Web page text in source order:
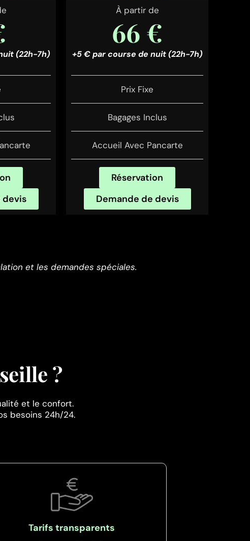
(22h-7h)
devis
À partir de
66 €
+5 € par course de nuit (22h-7h)
Prix Fixe
Bagages Inclus
Accueil Avec Pancarte
Réservation
Demande de devis
et les demandes spéciales.
?
et le confort.
besoins 24h/24.
Tarifs transparents